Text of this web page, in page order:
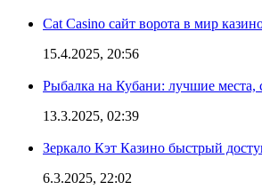
Cat Casino сайт ворота в мир
15.4.2025, 20:56
Рыбалка на Кубани: лучшие
13.3.2025, 02:39
Зеркало Кэт Казино быстрый
6.3.2025, 22:02